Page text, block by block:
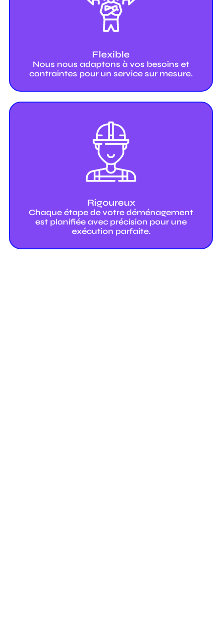
Flexible
Nous nous adaptons à vos besoins et
contraintes pour un service sur mesure.
Rigoureux
Chaque étape de votre déménagement
est planifiée avec précision pour une
exécution parfaite.